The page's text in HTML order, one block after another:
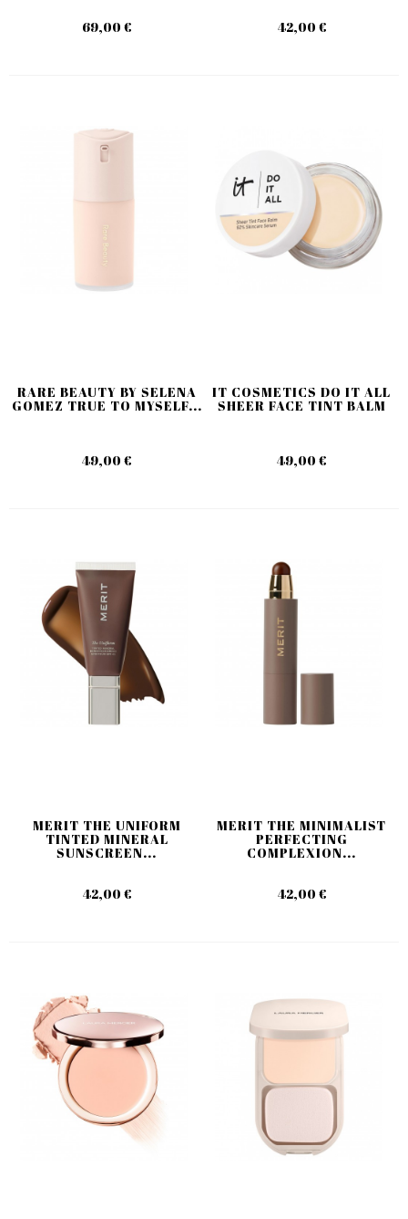
69,00 € 42,00 €
RARE BEAUTY BY SELENA
GOMEZ TRUE TO MYSELF...
49,00 €
IT COSMETICS DO IT ALL
SHEER FACE TINT BALM
49,00 €
MERIT THE UNIFORM
TINTED MINERAL
SUNSCREEN...
42,00 €
MERIT THE MINIMALIST
PERFECTING
COMPLEXION...
42,00 €